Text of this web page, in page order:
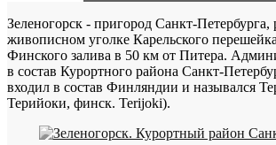
Зеленогорск - пригород Санкт-
живописном уголке Карельского
Финского залива в 50 км от Питера.
в состав Курортного района Санкт-
входил в состав Финляндии и назывался
Терийоки, финск. Terijoki).